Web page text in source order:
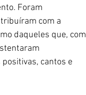
Foram
com a
daqueles que, com
cantos e